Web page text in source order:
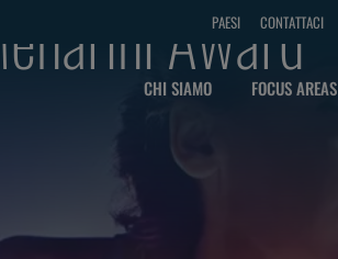
PAESI CONTATTACI
CHI SIAMO FOCUS AREAS
Award